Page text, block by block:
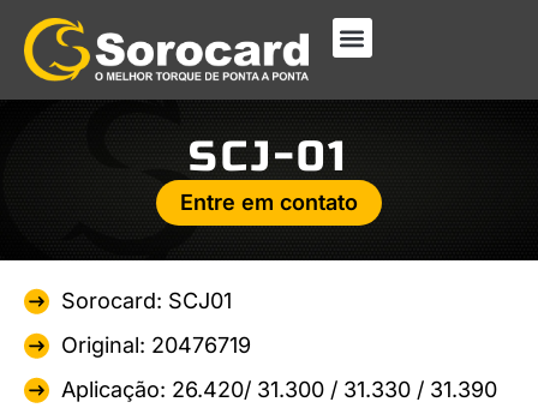
SCJ-01
Entre em contato
Sorocard: SCJ01
Original: 20476719
Aplicação: 26.420/ 31.300 / 31.330 / 31.390